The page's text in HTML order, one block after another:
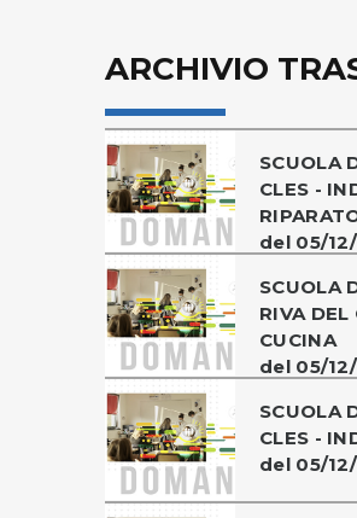
ARCHIVIO
SCUOLA
CLES -
del 05/
SCUOLA
RIVA
CUCINA
del 05/
SCUOLA
CLES -
del 05/